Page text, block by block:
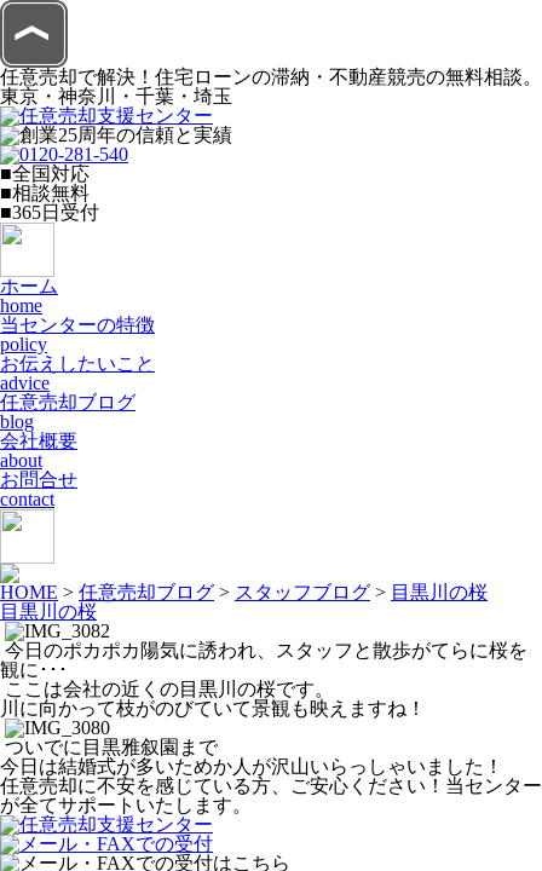
任意売却で解決！住宅ローンの滞納・不動産競売の無料相談。
東京・神奈川・千葉・埼玉
■全国対応
■相談無料
■365日受付
ホーム
home
当センターの特徴
policy
お伝えしたいこと
advice
任意売却ブログ
blog
会社概要
about
お問合せ
contact
HOME > 任意売却ブログ > スタッフブログ > 目黒川の桜
目黒川の桜
今日のポカポカ陽気に誘われ、スタッフと散歩がてらに桜を
観に･･･
ここは会社の近くの目黒川の桜です。
川に向かって枝がのびていて景観も映えますね！
ついでに目黒雅叙園まで
今日は結婚式が多いためか人が沢山いらっしゃいました！
任意売却に不安を感じている方、ご安心ください！当センター
が全てサポートいたします。